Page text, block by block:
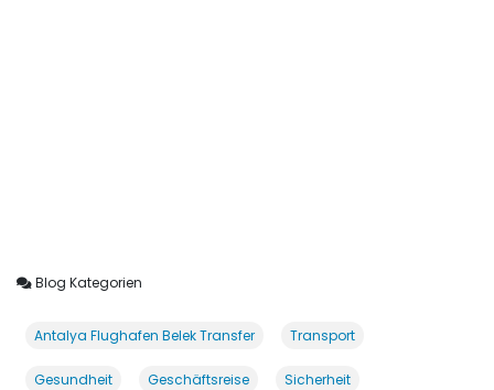
Blog Kategorien
Antalya Flughafen Belek Transfer Transport
Gesundheit Geschäftsreise Sicherheit